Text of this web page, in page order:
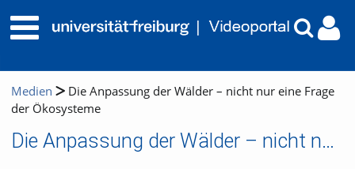
Medien
Die Anpassung der Wälder – nicht nur eine Frage
der Ökosysteme
Die Anpassung der Wälder – nicht nur eine Frage der Ökosysteme